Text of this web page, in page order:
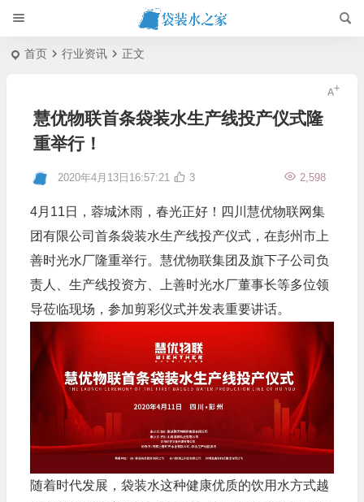
首页 行业资讯 正文
慧优物联首条袋装水生产线投产仪式隆
重举行！
2020年4月13日16:57:21 2,598
3
4月11日，蓉城沐雨，春光正好！四川慧优物联网集
团有限公司首条袋装水生产线投产仪式，在彭州市上
善时光水厂隆重举行。慧优物联集团及旗下子公司负
责人、生产线投资方、上善时光水厂董事长等多位领
导莅临现场，参加剪彩仪式并发表重要讲话。
随着时代发展，袋装水这种健康优质的饮用水方式越